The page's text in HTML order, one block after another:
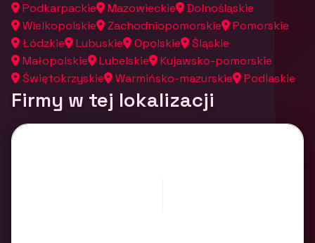
Podkarpackie Mazowieckie
Dolnośląskie
Wielkopolskie
Zachodniopomorskie
Pomorskie
Łódzkie
Lubuskie Opolskie
Śląskie
Małopolskie
Lubelskie
Kujawsko-pomorskie
Świętokrzyskie
Warmińsko-mazurskie Podlaskie
Firmy w tej lokalizacji